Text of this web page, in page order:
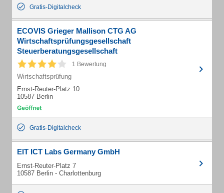
Gratis-Digitalcheck
ECOVIS Grieger Mallison CTG AG
Wirtschaftsprüfungsgesellschaft
Steuerberatungsgesellschaft
1 Bewertung
Wirtschaftsprüfung
Ernst-Reuter-Platz 10
10587 Berlin
Gratis-Digitalcheck
EIT ICT Labs Germany GmbH
Ernst-Reuter-Platz 7
10587 Berlin - Charlottenburg